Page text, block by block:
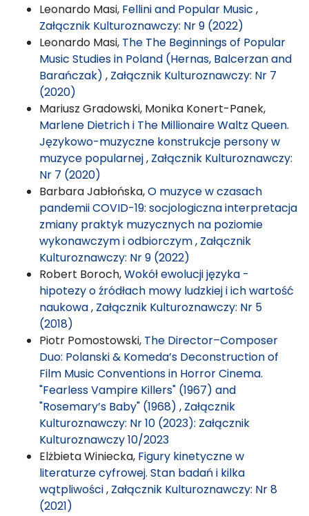
Leonardo Masi, Fellini and Popular Music ,
Załącznik Kulturoznawczy: Nr 9 (2022)
Leonardo Masi, The The Beginnings of Popular
Music Studies in Poland (Hernas, Balcerzan and
Barańczak) , Załącznik Kulturoznawczy: Nr 7
(2020)
Mariusz Gradowski, Monika Konert-Panek,
Marlene Dietrich i The Millionaire Waltz Queen.
Językowo-muzyczne konstrukcje persony w
muzyce popularnej, Załącznik Kulturoznawczy:
Nr 7 (2020)
Barbara Jabłońska,O muzyce w czasach
pandemii COVID-19: socjologiczna interpretacja
zmiany praktyk muzycznych na poziomie
wykonawczym i odbiorczym, Załącznik
Kulturoznawczy: Nr 9 (2022)
Robert Boroch,Wokół ewolucji języka -
hipotezy o źródłach mowy ludzkiej i ich wartość
naukowa, Załącznik Kulturoznawczy: Nr 5
(2018)
Piotr Pomostowski, The Director–Composer
Duo: Polanski & Komeda’s Deconstruction of
Film Music Conventions in Horror Cinema.
"Fearless Vampire Killers" (1967) and
"Rosemary’s Baby" (1968) , Załącznik
Kulturoznawczy: Nr 10 (2023): Załącznik
Kulturoznawczy 10/2023
Elżbieta Winiecka, Figury kinetyczne w
literaturze cyfrowej. Stan badań i kilka
wątpliwości, Załącznik Kulturoznawczy: Nr 8
(2021)